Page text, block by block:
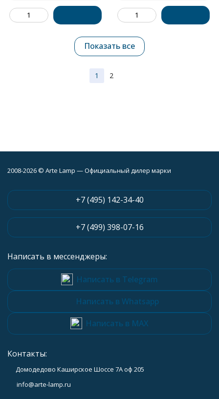
Показать все
1 2
2008-2026 © Arte Lamp — Официальный дилер марки
+7 (495) 142-34-40
+7 (499) 398-07-16
Написать в мессенджеры:
Написать в Telegram
Написать в Whatsapp
Написать в MAX
Контакты:
Домодедово Каширское Шоссе 7А оф 205
info@arte-lamp.ru